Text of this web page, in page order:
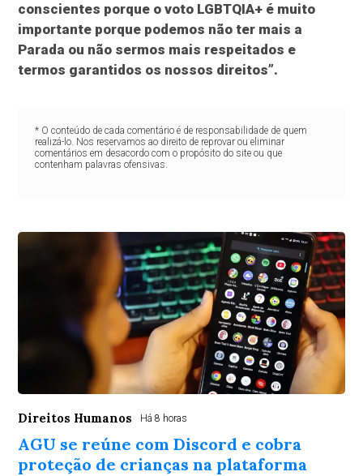
conscientes porque o voto LGBTQIA+ é muito
importante porque podemos não ter mais a
Parada ou não sermos mais respeitados e
termos garantidos os nossos direitos”.
* O conteúdo de cada comentário é de responsabilidade de quem
realizá-lo. Nos reservamos ao direito de reprovar ou eliminar
comentários em desacordo com o propósito do site ou que
contenham palavras ofensivas.
Direitos Humanos Há 8 horas
AGU se reúne com Discord e cobra
proteção de crianças na plataforma